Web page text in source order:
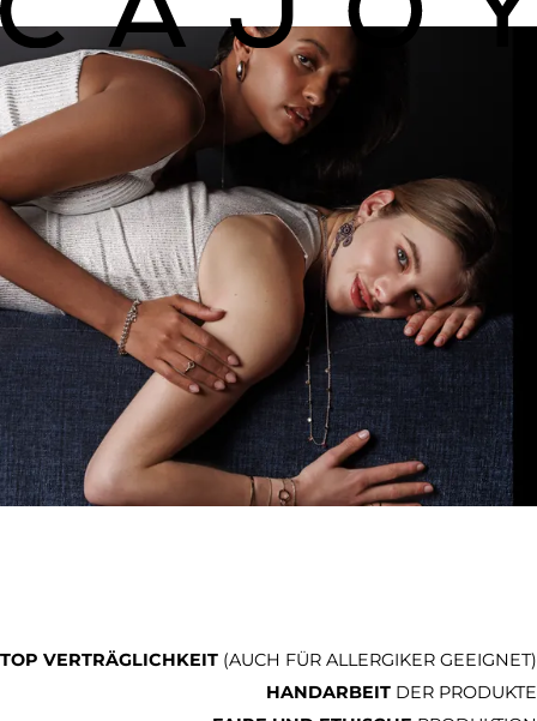
TOP VERTRÄGLICHKEIT (AUCH FÜR ALLERGIKER GEEIGNET)
HANDARBEIT DER PRODUKTE